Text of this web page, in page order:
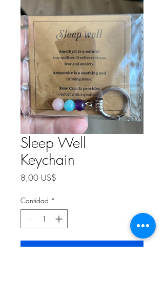
Sleep Well
Keychain
8,00 US$
Cantidad *